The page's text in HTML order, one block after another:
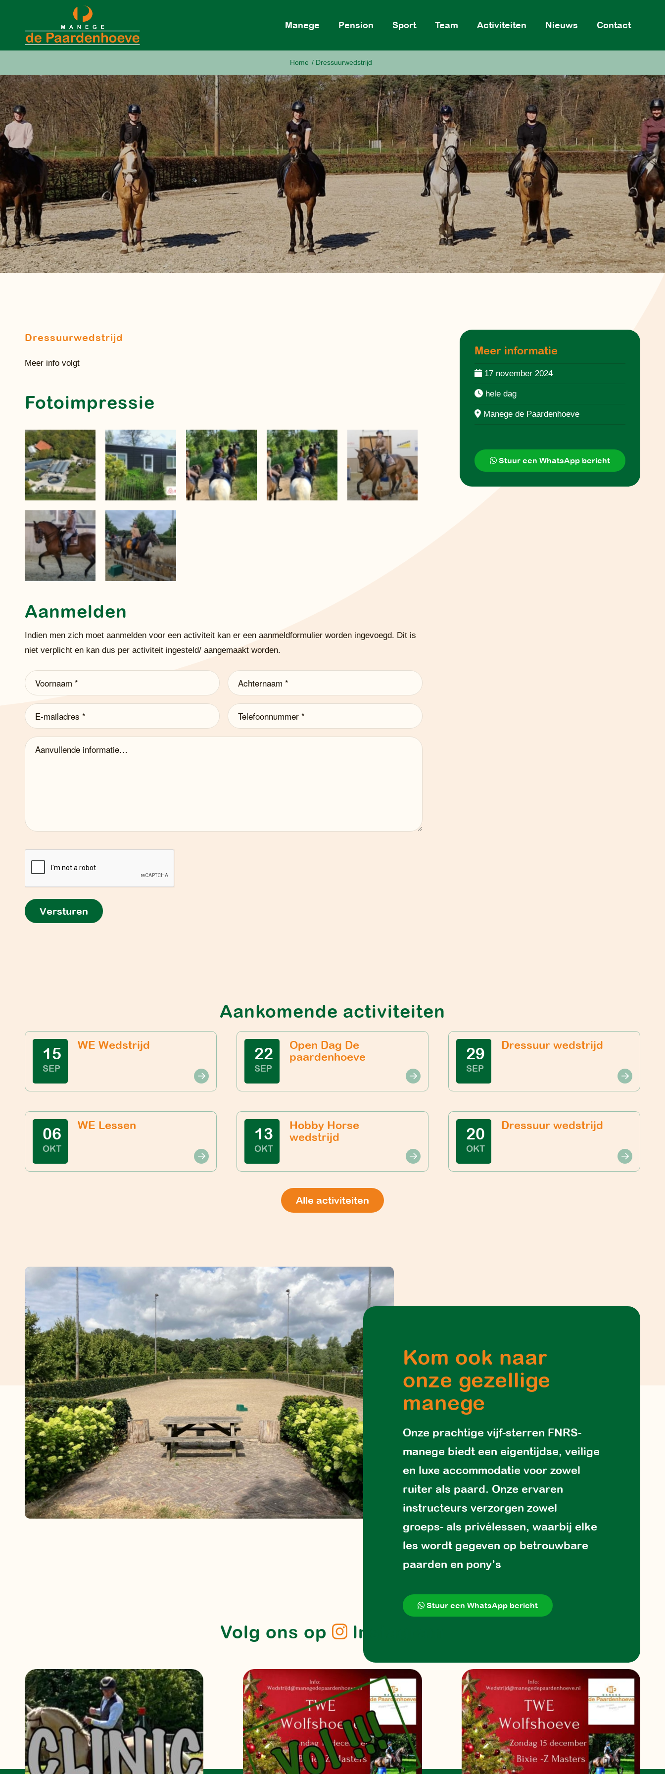
Manege Pension Sport Team Activiteiten Nieuws Contact
Home / Dressuurwedstrijd
Dressuurwedstrijd
Meer info volgt
Fotoimpressie
Aanmelden
Indien men zich moet aanmelden voor een activiteit kan er een aanmeldformulier worden ingevoegd. Dit is
niet verplicht en kan dus per activiteit ingesteld/ aangemaakt worden.
Voornaam Achternaam
E-
mailadres
Telefoonnummer
Aanvullende
Versturen
Meer informatie
17 november 2024
hele dag
Manege de Paardenhoeve
Stuur een WhatsApp bericht
Aankomende activiteiten
15
SEP
WE Wedstrijd 22
SEP
Open Dag De
paardenhoeve
29
SEP
Dressuur wedstrijd
06
OKT
WE Lessen 13
OKT
Hobby Horse
wedstrijd
20
OKT
Dressuur wedstrijd
Alle activiteiten
Kom ook naar
onze gezellige
manege
Onze prachtige vijf-sterren FNRS-
manege biedt een eigentijdse, veilige
en luxe accommodatie voor zowel
ruiter als paard. Onze ervaren
instructeurs verzorgen zowel
groeps- als privélessen, waarbij elke
les wordt gegeven op betrouwbare
paarden en pony’s
Stuur een WhatsApp bericht
Volg ons op Instagram